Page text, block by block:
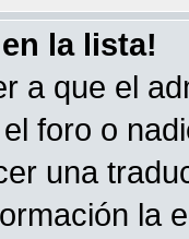
la lista!
a que el
foro o
una
la